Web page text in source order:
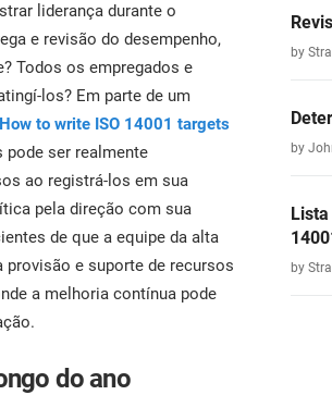
liderança durante o
e revisão do desempenho,
Todos os empregados e
los? Em parte de um
How to write ISO 14001 targets
pode ser realmente
ao registrá-los em sua
pela direção com sua
de que a equipe da alta
e suporte de recursos
a melhoria contínua pode
do ano
by
by
by